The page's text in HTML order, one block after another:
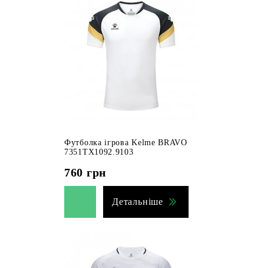
Футболка ігрова Kelme BRAVO
7351TX1092.9103
760 грн
Детальніше